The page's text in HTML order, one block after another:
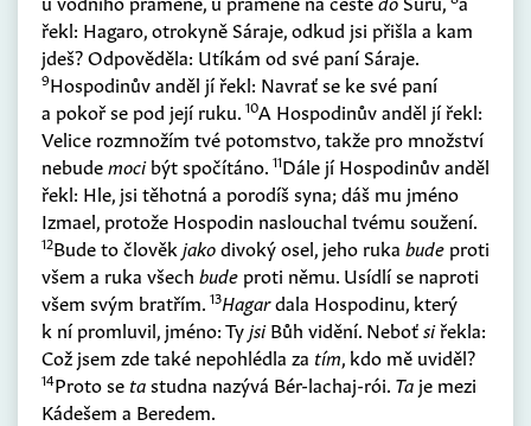
řekl: Hagaro, otrokyně Sáraje, odkud jsi přišla a kam
jdeš? Odpověděla: Utíkám od své paní Sáraje.
9Hospodinův anděl jí řekl: Navrať se ke své paní
a pokoř se pod její ruku. 10A Hospodinův anděl jí řekl:
Velice rozmnožím tvé potomstvo, takže pro množství
nebudemocibýt spočítáno. 11Dále jí Hospodinův anděl
řekl: Hle, jsi těhotná a porodíš syna; dáš mu jméno
Izmael, protože Hospodin naslouchal tvému soužení.
12Bude to člověk jakodivoký osel, jeho ruka bude proti
všem a ruka všech bude proti němu. Usídlí se naproti
všem svým bratřím. 13Hagardala Hospodinu, který
k ní promluvil, jméno: TyjsiBůh vidění. Neboťsiřekla:
Což jsem zde také nepohlédla za tím, kdo mě uviděl?
14Proto se tastudna nazývá Bér-lachaj-rói. Ta je mezi
Kádešem a Beredem.